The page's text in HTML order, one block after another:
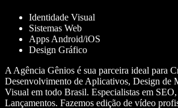
Identidade Visual
Sistemas Web
Apps Android/iOS
Design Gráfico
A Agência Gênios é sua parceira ideal para
Desenvolvimento de Aplicativos, Design de
Visual em todo Brasil. Especialistas em
Lançamentos. Fazemos edição de vídeo